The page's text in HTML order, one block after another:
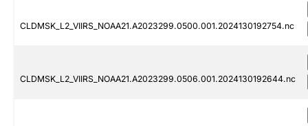
CLDMSK_L2_VIIRS_NOAA21.A2023299.0500.001.2024130192754.nc
CLDMSK_L2_VIIRS_NOAA21.A2023299.0506.001.2024130192644.nc